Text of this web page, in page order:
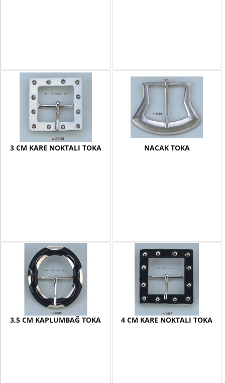
3 CM KARE NOKTALI TOKA NACAK TOKA
3,5 CM KAPLUMBAĞ TOKA 4 CM KARE NOKTALI TOKA